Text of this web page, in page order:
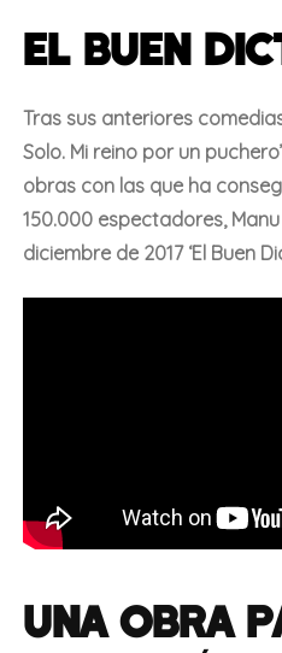
EL BUEN
Tras sus anteriores
Solo. Mi reino por un
obras con las que ha
150.000 espectadores,
diciembre de 2017 ‘El Buen
UNA OBRA